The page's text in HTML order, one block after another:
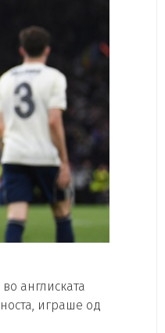
англиската
играше од